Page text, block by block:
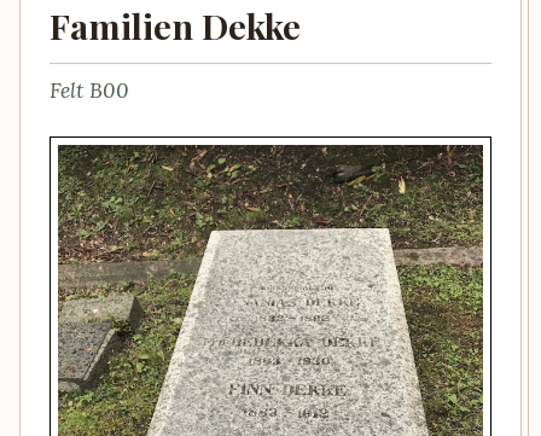
Familien Dekke
Felt B00